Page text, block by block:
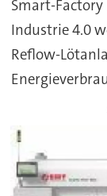
Smart-
Industrie 4.0
Reflow-